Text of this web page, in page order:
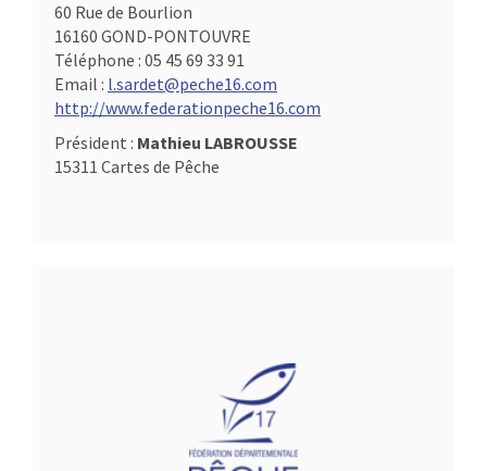
60 Rue de Bourlion
16160 GOND-PONTOUVRE
Téléphone : 05 45 69 33 91
Email : l.sardet@peche16.com
http://www.federationpeche16.com
Président : Mathieu LABROUSSE
15311 Cartes de Pêche